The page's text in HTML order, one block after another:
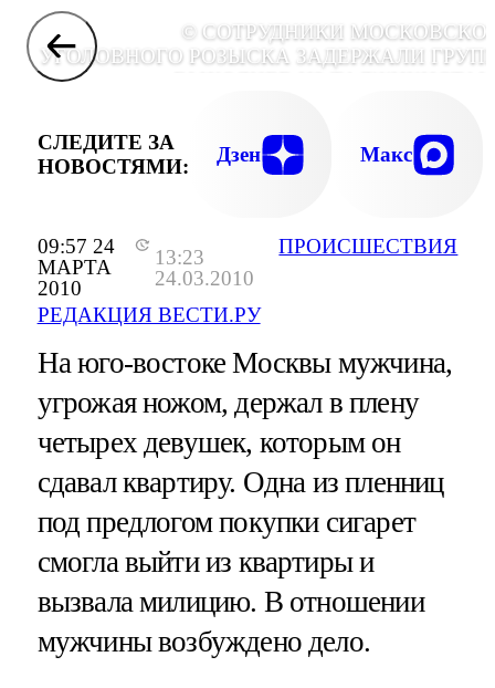
09:57 24
МАРТА
2010
13:23
24.03.2010
РЕДАКЦИЯ ВЕСТИ.РУ
ПРОИСШЕСТВИЯ
© СОТРУДНИКИ
УГОЛОВНОГО РОЗЫСКА ЗАДЕРЖАЛИ
РАЗБОЙНЫХ НАПАДЕНИЙ,
РЭКЕТЕ СВОИХ
СЛЕДИТЕ ЗА
НОВОСТЯМИ:
Дзен Макс
На юго-востоке Москвы мужчина,
угрожая ножом, держал в плену
четырех девушек, которым он
сдавал квартиру. Одна из пленниц
под предлогом покупки сигарет
смогла выйти из квартиры и
вызвала милицию. В отношении
мужчины возбуждено дело.